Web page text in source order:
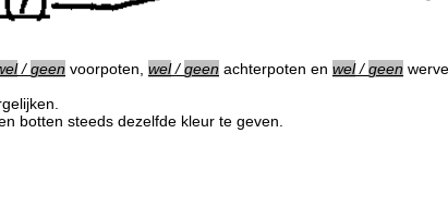
/geen voorpoten, wel/geen achterpoten en wel/geen
botten steeds dezelfde kleur te geven.